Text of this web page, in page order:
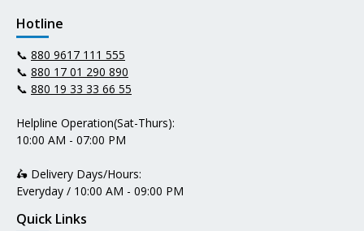
Hotline
📞 880 9617 111 555
📞 880 17 01 290 890
📞 880 19 33 33 66 55
Helpline Operation(Sat-Thurs):
10:00 AM - 07:00 PM
🛵 Delivery Days/Hours:
Everyday / 10:00 AM - 09:00 PM
Quick Links